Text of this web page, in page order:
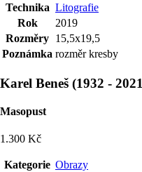
Technika Litografie
Rok
2019
Rozměry 15,5x19,5
Poznámka rozměr kresby
Karel Beneš (1932 - 2021
Masopust
1.300 Kč
Kategorie Obrazy